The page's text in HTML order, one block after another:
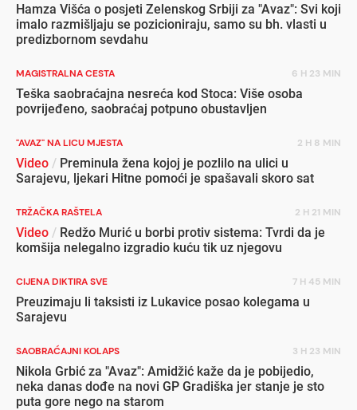
Hamza Višća o posjeti Zelenskog Srbiji za "Avaz": Svi koji
imalo razmišljaju se pozicioniraju, samo su bh. vlasti u
predizbornom sevdahu
MAGISTRALNA CESTA 6 H 23 MIN
Teška saobraćajna nesreća kod Stoca: Više osoba
povrijeđeno, saobraćaj potpuno obustavljen
"AVAZ" NA LICU MJESTA 2 H 8 MIN
Video / Preminula žena kojoj je pozlilo na ulici u
Sarajevu, ljekari Hitne pomoći je spašavali skoro sat
TRŽAČKA RAŠTELA 2 H 21 MIN
Video / Redžo Murić u borbi protiv sistema: Tvrdi da je
komšija nelegalno izgradio kuću tik uz njegovu
CIJENA DIKTIRA SVE 7 H 45 MIN
Preuzimaju li taksisti iz Lukavice posao kolegama u
Sarajevu
SAOBRAĆAJNI KOLAPS 3 H 23 MIN
Nikola Grbić za "Avaz": Amidžić kaže da je pobijedio,
neka danas dođe na novi GP Gradiška jer stanje je sto
puta gore nego na starom